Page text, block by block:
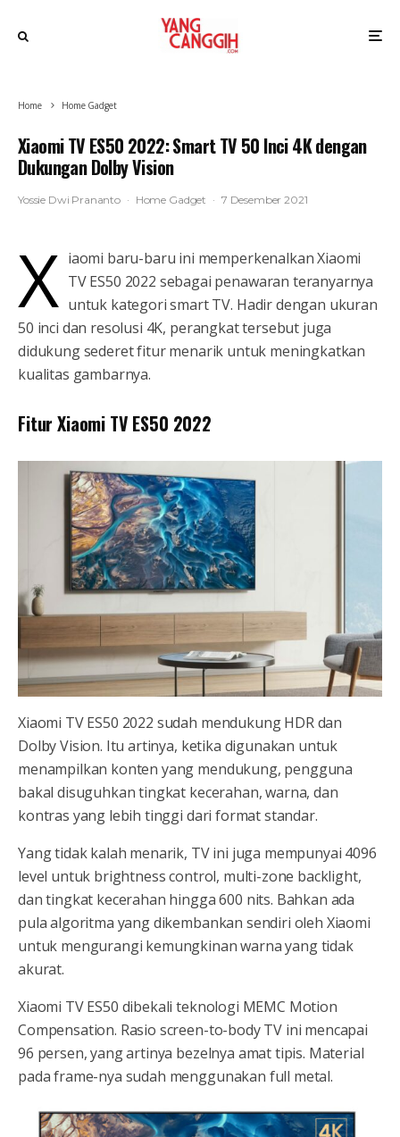
Home Home Gadget
Xiaomi TV ES50 2022: Smart TV 50 Inci 4K dengan
Dukungan Dolby Vision
Yossie Dwi Prananto · Home Gadget · 7 Desember 2021
X iaomi baru-baru ini memperkenalkan Xiaomi
TV ES50 2022 sebagai penawaran teranyarnya
untuk kategori smart TV. Hadir dengan ukuran
50 inci dan resolusi 4K, perangkat tersebut juga
didukung sederet fitur menarik untuk meningkatkan
kualitas gambarnya.
Fitur Xiaomi TV ES50 2022
Xiaomi TV ES50 2022 sudah mendukung HDR dan
Dolby Vision. Itu artinya, ketika digunakan untuk
menampilkan konten yang mendukung, pengguna
bakal disuguhkan tingkat kecerahan, warna, dan
kontras yang lebih tinggi dari format standar.
Yang tidak kalah menarik, TV ini juga mempunyai 4096
level untuk brightness control, multi-zone backlight,
dan tingkat kecerahan hingga 600 nits. Bahkan ada
pula algoritma yang dikembankan sendiri oleh Xiaomi
untuk mengurangi kemungkinan warna yang tidak
akurat.
Xiaomi TV ES50 dibekali teknologi MEMC Motion
Compensation. Rasio screen-to-body TV ini mencapai
96 persen, yang artinya bezelnya amat tipis. Material
pada frame-nya sudah menggunakan full metal.